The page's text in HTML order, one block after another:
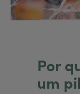
Por
um